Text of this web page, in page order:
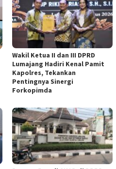
Wakil Ketua II dan III DPRD
Lumajang Hadiri Kenal Pamit
Kapolres, Tekankan
Pentingnya Sinergi
Forkopimda